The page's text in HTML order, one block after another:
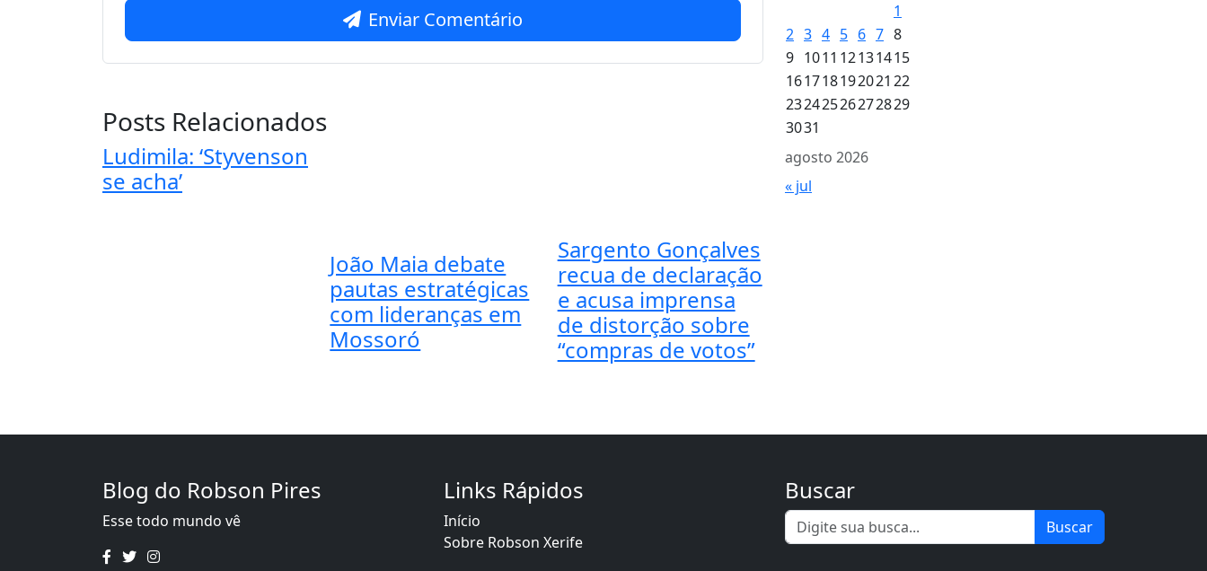
Enviar Comentário
Posts Relacionados
Ludimila: ‘Styvenson
se acha’
João Maia debate
pautas estratégicas
com lideranças em
Mossoró
Sargento Gonçalves
recua de declaração
e acusa imprensa
de distorção sobre
“compras de votos”
agosto 2026
1
2 3 4 5 6 7 8
9 1011 12131415
161718192021 22
23242526272829
3031
« jul
Blog do Robson Pires
Esse todo mundo vê
Links Rápidos
Início
Sobre Robson Xerife
Buscar
Buscar